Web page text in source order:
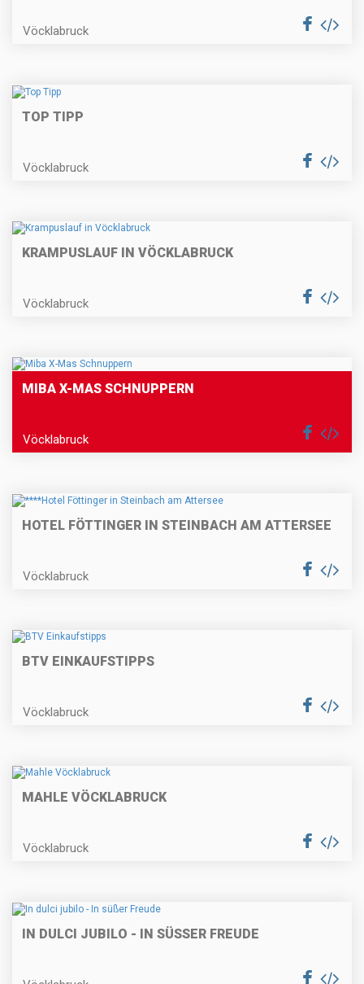
Vöcklabruck
TOP TIPP
Vöcklabruck
KRAMPUSLAUF IN VÖCKLABRUCK
Vöcklabruck
MIBA X-MAS SCHNUPPERN
Vöcklabruck
HOTEL FÖTTINGER IN STEINBACH AM ATTERSEE
Vöcklabruck
BTV EINKAUFSTIPPS
Vöcklabruck
MAHLE VÖCKLABRUCK
Vöcklabruck
IN DULCI JUBILO - IN SÜSSER FREUDE